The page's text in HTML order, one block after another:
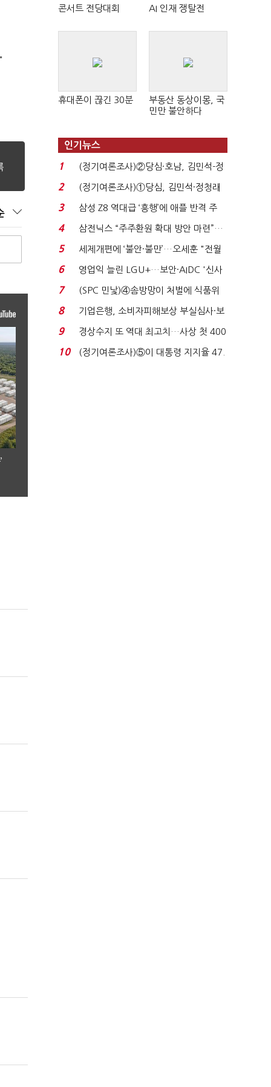
콘서트 전당대회 AI 인재 쟁탈전
휴대폰이 끊긴 30분
부동산 동상이몽, 국
민만 불안하다
인기뉴스
1
(정기여론조사)②당심·호남, 김민석-정
청래 '초접전'...
2
(정기여론조사)①당심, 김민석·정청래
'초접전'…대통령 ...
3
삼성 Z8 역대급 ‘흥행’에 애플 반격 주
목…9월 ‘폴...
4
삼전닉스 “주주환원 확대 방안 마련”…
로이터에 성명...
5
세제개편에 ‘불안·불만’…오세훈 "전월
세 구하기 더 ...
6
영업익 늘린 LGU+…보안·AIDC '신사
업 드라이브'...
7
(SPC 민낯)④솜방망이 처벌에 식품위
생법 위반 반복...
8
기업은행, 소비자피해보상 부실심사·보
이스피싱 공시 ...
9
경상수지 또 역대 최고치…사상 첫 400
억달러에 '3% 성...
10
(정기여론조사)⑤이 대통령 지지율 47.